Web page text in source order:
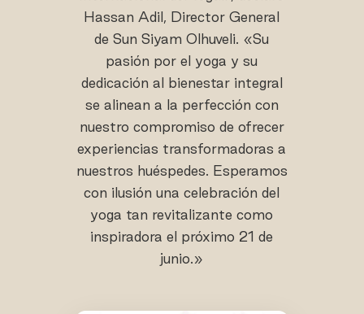
Hassan Adil, Director General
de Sun Siyam Olhuveli. «Su
pasión por el yoga y su
dedicación al bienestar integral
se alinean a la perfección con
nuestro compromiso de ofrecer
experiencias transformadoras a
nuestros huéspedes. Esperamos
con ilusión una celebración del
yoga tan revitalizante como
inspiradora el próximo 21 de
junio.»